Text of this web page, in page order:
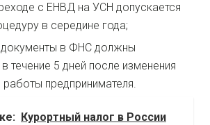
с ЕНВД на УСН допускается
в середине года;
в ФНС должны
течение 5 дней после изменения
предпринимателя.
Курортный налог в России